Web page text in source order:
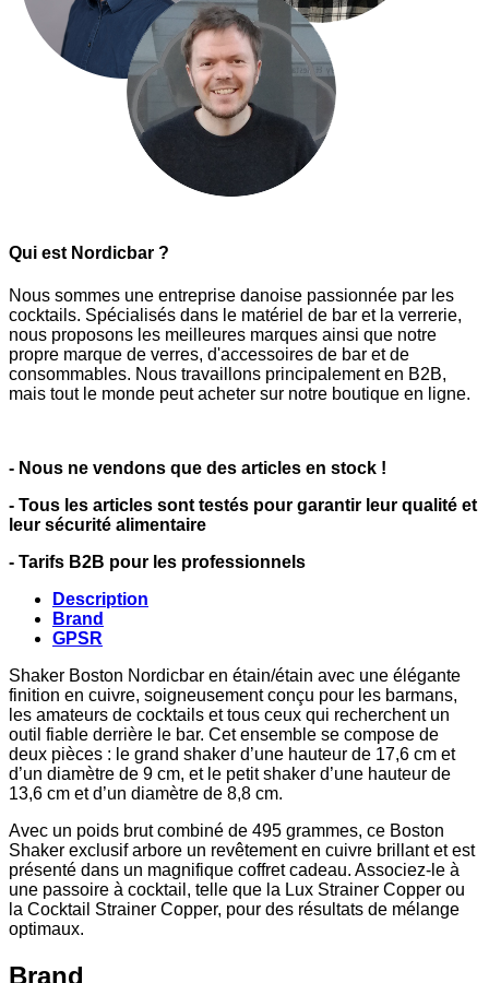
Qui est Nordicbar ?
Nous sommes une entreprise danoise passionnée par les
cocktails. Spécialisés dans le matériel de bar et la verrerie,
nous proposons les meilleures marques ainsi que notre
propre marque de verres, d'accessoires de bar et de
consommables. Nous travaillons principalement en B2B,
mais tout le monde peut acheter sur notre boutique en ligne.
- Nous ne vendons que des articles en stock !
- Tous les articles sont testés pour garantir leur qualité et
leur sécurité alimentaire
- Tarifs B2B pour les professionnels
Description
Brand
GPSR
Shaker Boston Nordicbar en étain/étain avec une élégante
finition en cuivre, soigneusement conçu pour les barmans,
les amateurs de cocktails et tous ceux qui recherchent un
outil fiable derrière le bar. Cet ensemble se compose de
deux pièces : le grand shaker d’une hauteur de 17,6 cm et
d’un diamètre de 9 cm, et le petit shaker d’une hauteur de
13,6 cm et d’un diamètre de 8,8 cm.
Avec un poids brut combiné de 495 grammes, ce Boston
Shaker exclusif arbore un revêtement en cuivre brillant et est
présenté dans un magnifique coffret cadeau. Associez-le à
une passoire à cocktail, telle que la Lux Strainer Copper ou
la Cocktail Strainer Copper, pour des résultats de mélange
optimaux.
Brand